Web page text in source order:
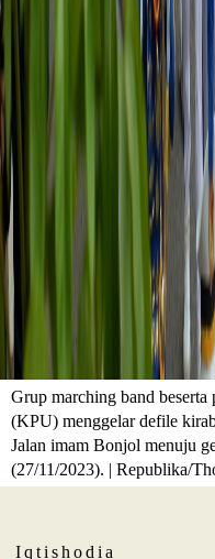
Grup marching band
(KPU) menggelar defile
Jalan imam Bonjol menuju
(27/11/2023). | Republika/
Iqtishodia